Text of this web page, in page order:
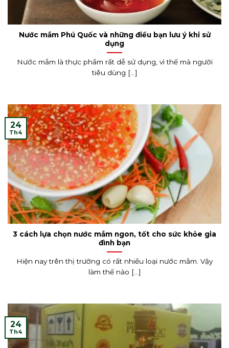
Nước mắm Phú Quốc và những điều bạn lưu ý khi sử
dụng
Nước mắm là thực phẩm rất dễ sử dụng, vì thế mà người
tiêu dùng [...]
3 cách lựa chọn nước mắm ngon, tốt cho sức khỏe gia
đình bạn
Hiện nay trên thị trường có rất nhiều loại nước mắm. Vậy
làm thế nào [...]
24
Th4
24
Th4